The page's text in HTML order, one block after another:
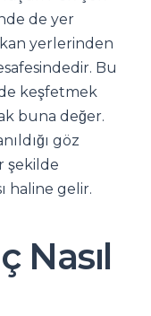
de yer
yerlerinden
Bu
keşfetmek
buna değer.
göz
şekilde
haline gelir.
Nasıl